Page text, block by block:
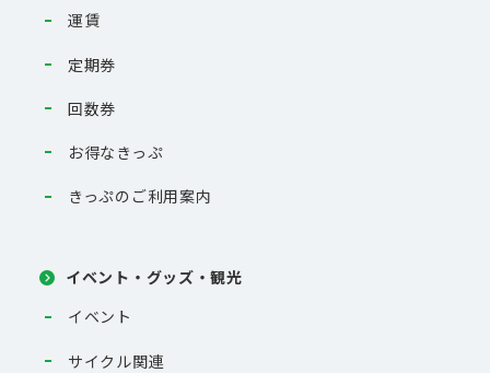
運賃
定期券
回数券
お得なきっぷ
きっぷのご利用案内
イベント・グッズ・観光
イベント
サイクル関連